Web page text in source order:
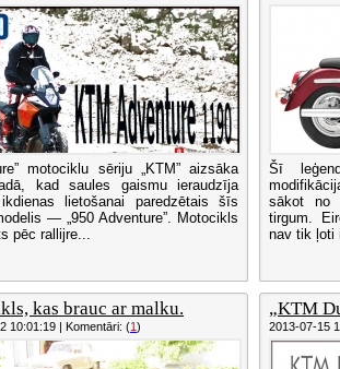
motociklu sēriju „KTM” aizsāka
kad saules gaismu ieraudzīja
lietošanai paredzētais šīs
— „950 Adventure”. Motocikls
pēc rallijre...
Šī
sākot no
tirgum.
nav tik ļoti
kas brauc ar malku.
10:01:19 | Komentāri: (1)
„KTM
2013-07-15